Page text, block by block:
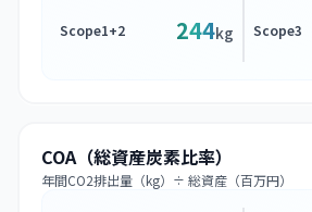
Scope1+2 244kg Scope3
COA（総資産炭素比率）
年間CO2排出量（kg）÷ 総資産（百万円）